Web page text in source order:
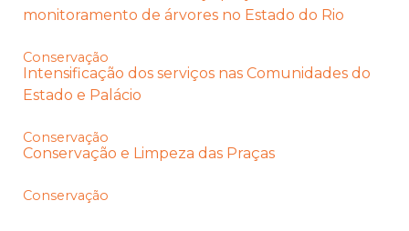
monitoramento de árvores no Estado do Rio
Conservação
Intensificação dos serviços nas Comunidades do
Estado e Palácio
Conservação
Conservação e Limpeza das Praças
Conservação